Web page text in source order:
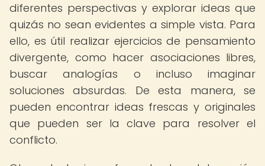
diferentes perspectivas y explorar ideas que
quizás no sean evidentes a simple vista. Para
ello, es útil realizar ejercicios de pensamiento
divergente, como hacer asociaciones libres,
buscar analogías o incluso imaginar
soluciones absurdas. De esta manera, se
pueden encontrar ideas frescas y originales
que pueden ser la clave para resolver el
conflicto.